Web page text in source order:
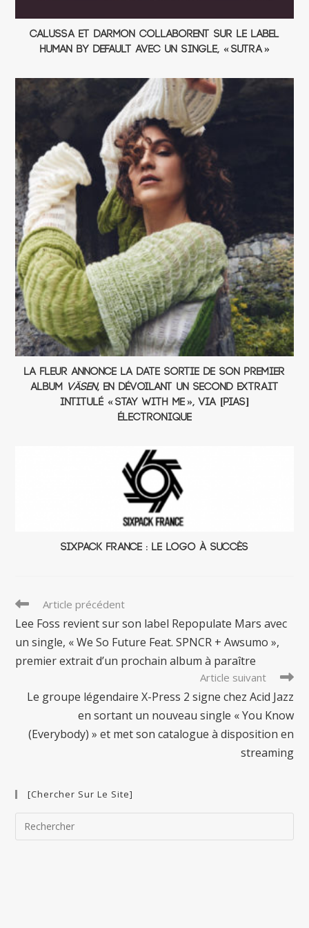
Calussa et Darmon collaborent sur le label
Human By Default avec un single, « Sutra »
La Fleur annonce la date sortie de son premier
album Väsen, en dévoilant un second extrait
intitulé « Stay With Me », via [PIAS]
Électronique
Sixpack France : le logo à succès
Read
articles
Article précédent
Lee Foss revient sur son label Repopulate Mars avec
un single, « We So Future Feat. SPNCR + Awsumo »,
premier extrait d’un prochain album à paraître
Article suivant
Le groupe légendaire X-Press 2 signe chez Acid Jazz
en sortant un nouveau single « You Know
(Everybody) » et met son catalogue à disposition en
streaming
[Chercher Sur Le Site]